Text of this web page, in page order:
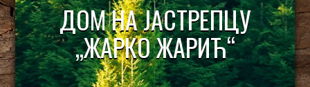
ДОМ НА ЈАСТРЕПЦУ
„ЖАРКО ЖАРИЋ“